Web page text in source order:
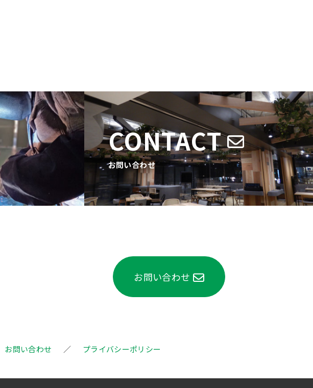
CONTACT
お問い合わせ
お問い合わせ
お問い合わせ プライバシーポリシー